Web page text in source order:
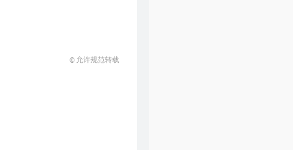
© 允许规范转载